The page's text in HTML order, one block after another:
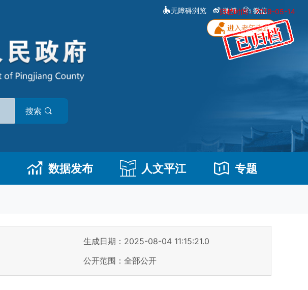
归档时间：2019-05-14
无障碍浏览 微博 微信
搜索
数据发布 人文平江 专题
生成日期：2025-08-04 11:15:21.0
公开范围：全部公开